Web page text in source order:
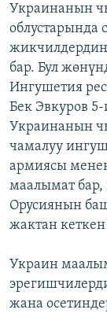
БИЗ ЖАНА
ДАНИСТЕ
ЭЖЕ-СИҢДИЛЕР
АЗАТТЫК+
ЫҢГАЙСЫЗ
Русский
ОНЛАЙН ШЕРИНЕ
ЭЕ/АРнун
Украинанын
облустарында
бар. Бул
Ингушетия
Бек Эвкуров
Украинанын
чамалуу
армиясы
маалымат
Орусиянын
жактан
Украин
жана